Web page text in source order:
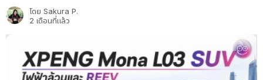
โดย Sakura P.
2 เดือนที่แล้ว